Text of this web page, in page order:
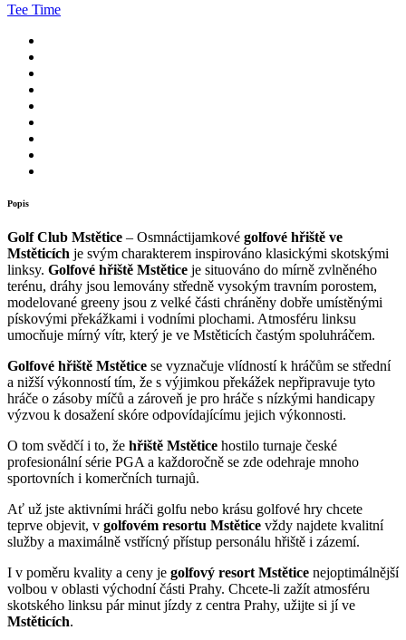
Tee Time
Popis
Golf Club Mstětice – Osmnáctijamkové golfové hřiště ve
Mstěticích je svým charakterem inspirováno klasickými skotskými
linksy. Golfové hřiště Mstětice je situováno do mírně zvlněného
terénu, dráhy jsou lemovány středně vysokým travním porostem,
modelované greeny jsou z velké části chráněny dobře umístěnými
pískovými překážkami i vodními plochami. Atmosféru linksu
umocňuje mírný vítr, který je ve Mstěticích častým spoluhráčem.
Golfové hřiště Mstětice se vyznačuje vlídností k hráčům se střední
a nižší výkonností tím, že s výjimkou překážek nepřipravuje tyto
hráče o zásoby míčů a zároveň je pro hráče s nízkými handicapy
výzvou k dosažení skóre odpovídajícímu jejich výkonnosti.
O tom svědčí i to, že hřiště Mstětice hostilo turnaje české
profesionální série PGA a každoročně se zde odehraje mnoho
sportovních i komerčních turnajů.
Ať už jste aktivními hráči golfu nebo krásu golfové hry chcete
teprve objevit, v golfovém resortu Mstětice vždy najdete kvalitní
služby a maximálně vstřícný přístup personálu hřiště i zázemí.
I v poměru kvality a ceny je golfový resort Mstětice nejoptimálnější
volbou v oblasti východní části Prahy. Chcete-li zažít atmosféru
skotského linksu pár minut jízdy z centra Prahy, užijte si jí ve
Mstěticích.